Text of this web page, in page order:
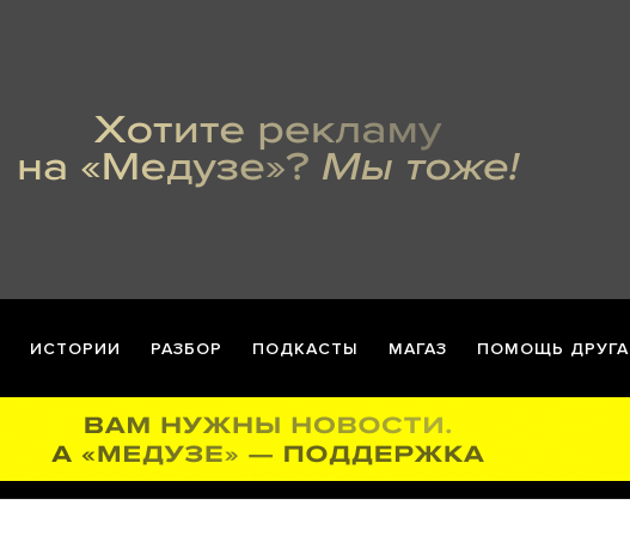
ИСТОРИИ РАЗБОР ПОДКАСТЫ МАГАЗ ПОМОЩЬ ДРУГА